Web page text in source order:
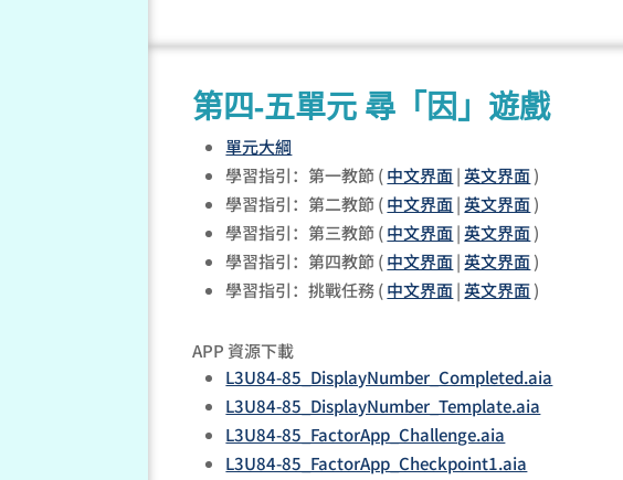
第四-五單元 尋「因」遊戲
單元大綱
學習指引：第一教節 (中文界面|英文界面)
學習指引：第二教節 (中文界面|英文界面)
學習指引：第三教節 (中文界面|英文界面)
學習指引：第四教節 (中文界面|英文界面)
學習指引：挑戰任務 (中文界面|英文界面)
APP 資源下載
L3U84-85_DisplayNumber_Completed.aia
L3U84-85_DisplayNumber_Template.aia
L3U84-85_FactorApp_Challenge.aia
L3U84-85_FactorApp_Checkpoint1.aia